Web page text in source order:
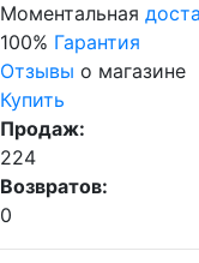
Моментальная
100% Гарантия
Отзывы о магазине
Купить
Продаж:
224
Возвратов:
0